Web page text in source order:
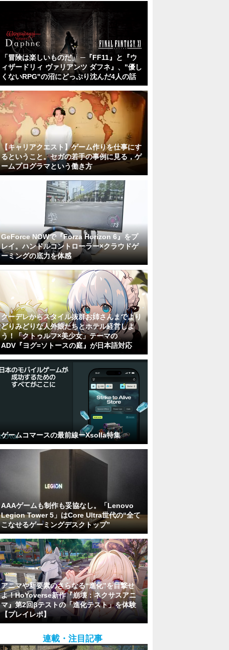
「冒険は楽しいものだ」 ─『FF11』と『ウ
ィザードリィ ヴァリアンツ ダフネ』、"優し
くないRPG"の沼にどっぷり沈んだ4人の話
【キャリアクエスト】ゲーム作りを仕事にす
るということ。セガの若手の事例に見る，ゲ
ームプログラマという働き方
GeForce NOWで『Forza Horizon 6』をプ
レイ。ハンドルコントローラー×クラウドゲ
ーミングの底力を体感
クーデレからスタイル抜群お姉さんまでより
どりみどりな人外娘たちとホテル経営しよ
う！「クトゥルフ×美少女」テーマの
ADV『ヨグ=ソトースの庭』が日本語対応
ゲームコマースの最前線ーXsolla特集
AAAゲームも制作も妥協なし。「Lenovo
Legion Tower 5」はCore Ultra世代の“全て
こなせるゲーミングデスクトップ”
アニマや新要素のさらなる“進化”を目撃せ
よ！HoYoverse新作『崩壊：ネクサスアニ
マ』第2回βテストの「進化テスト」を体験
【プレイレポ】
連載・注目記事